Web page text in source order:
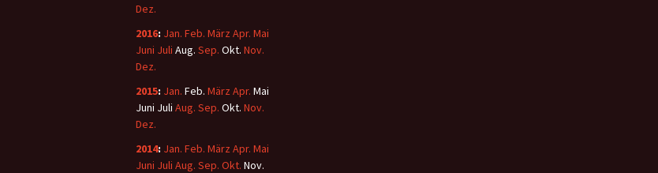
Dez.
2016: Jan. Feb. März Apr. Mai
Juni Juli Aug. Sep. Okt. Nov.
Dez.
2015: Jan. Feb. März Apr. Mai
Juni Juli Aug. Sep. Okt. Nov.
Dez.
2014: Jan. Feb. März Apr. Mai
Juni Juli Aug. Sep. Okt. Nov.